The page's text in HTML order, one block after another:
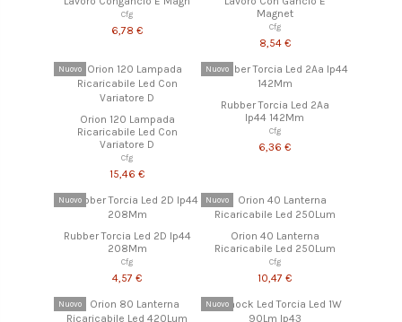
Cfg
6,78 €
Magnet
Cfg
8,54 €
Nuovo
Orion 120 Lampada
Ricaricabile Led Con
Variatore D
Cfg
15,46 €
Nuovo
Rubber Torcia Led 2Aa
Ip44 142Mm
Cfg
6,36 €
Nuovo
Rubber Torcia Led 2D Ip44
208Mm
Cfg
4,57 €
Nuovo
Orion 40 Lanterna
Ricaricabile Led 250Lum
Cfg
10,47 €
Nuovo Nuovo